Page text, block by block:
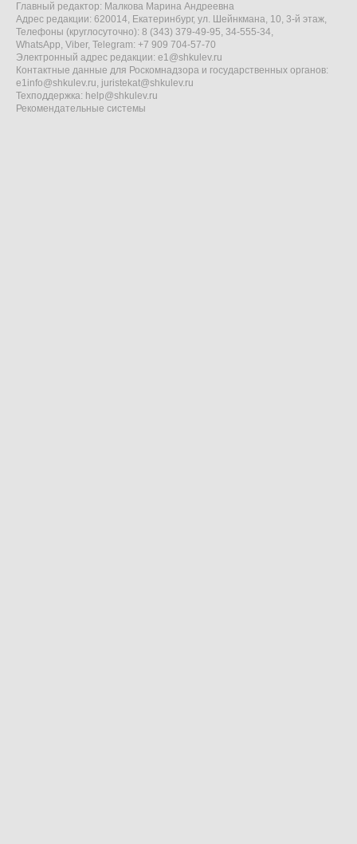
Главный редактор: Малкова Марина Андреевна
Адрес редакции: 620014, Екатеринбург, ул. Шейнкмана, 10, 3-й этаж,
Телефоны (круглосуточно): 8 (343) 379-49-95, 34-555-34,
WhatsApp, Viber, Telegram: +7 909 704-57-70
Электронный адрес редакции: e1@shkulev.ru
Контактные данные для Роскомнадзора и государственных органов:
e1info@shkulev.ru, juristekat@shkulev.ru
Техподдержка: help@shkulev.ru
Рекомендательные системы